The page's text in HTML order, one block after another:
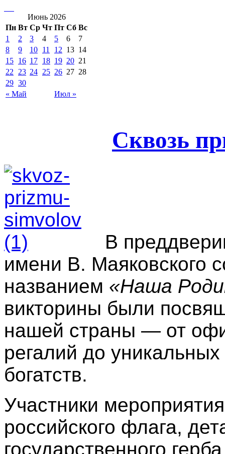
Июнь 2026
Пн Вт Ср Чт Пт Сб Вс
« Май Июл »
1 2 3 4 5 6
7
8
9 10 11 12 13 14
15 16 17 18 19 20 21
22
23 24 25 26 27 28
29 30
Сквозь
В
имени В. Маяковского
названием «Наша
викторины были
нашей страны — от
регалий до
богатств.
Участники
российского флага,
государственного